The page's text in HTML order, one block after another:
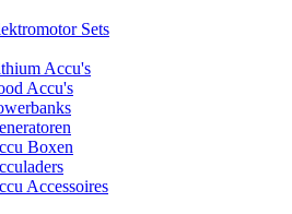
Sets
Accu's
Accu's
Boxen
Accessoires